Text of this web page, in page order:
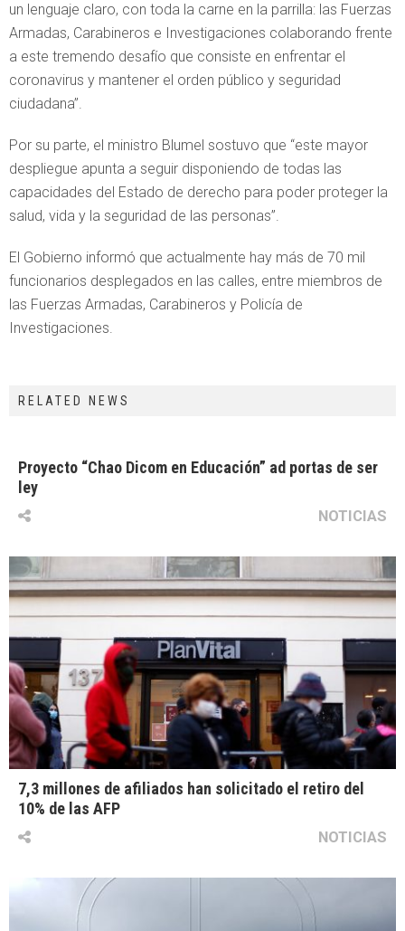
un lenguaje claro, con toda la carne en la parrilla: las Fuerzas
Armadas, Carabineros e Investigaciones colaborando frente
a este tremendo desafío que consiste en enfrentar el
coronavirus y mantener el orden público y seguridad
ciudadana”.
Por su parte, el ministro Blumel sostuvo que “este mayor
despliegue apunta a seguir disponiendo de todas las
capacidades del Estado de derecho para poder proteger la
salud, vida y la seguridad de las personas”.
El Gobierno informó que actualmente hay más de 70 mil
funcionarios desplegados en las calles, entre miembros de
las Fuerzas Armadas, Carabineros y Policía de
Investigaciones.
RELATED NEWS
Proyecto “Chao Dicom en Educación” ad portas de ser
ley
NOTICIAS
7,3 millones de afiliados han solicitado el retiro del
10% de las AFP
NOTICIAS